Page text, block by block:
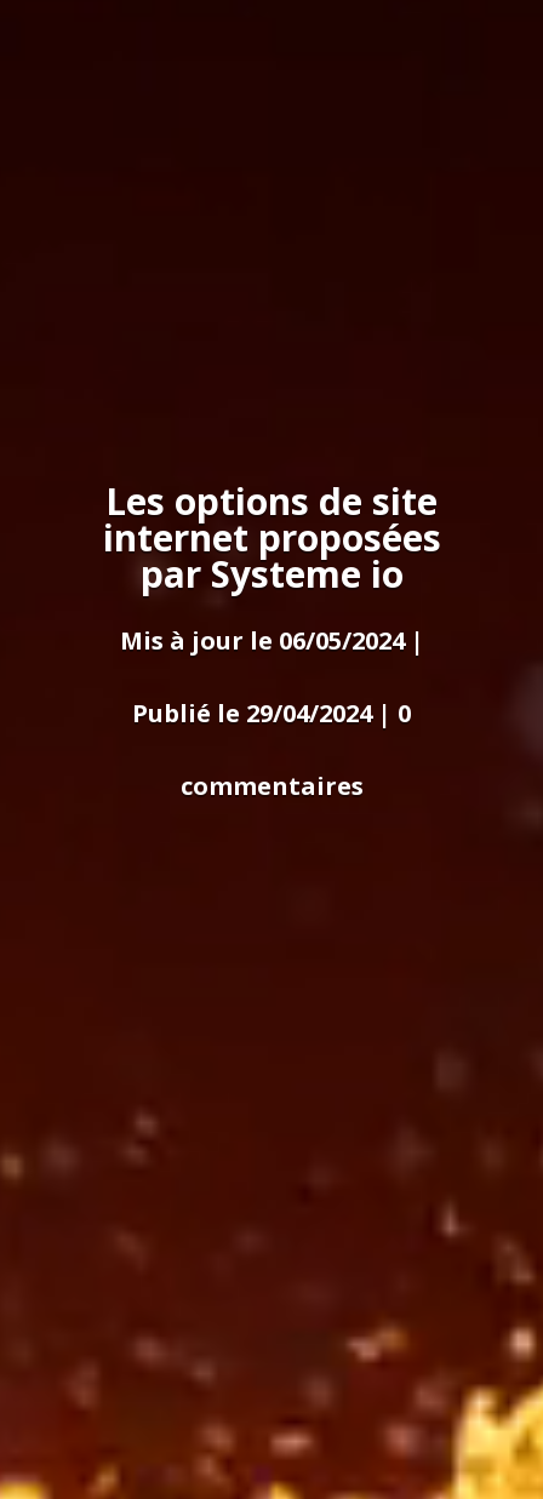
Les options de site
internet proposées
par Systeme io
Mis à jour le 06/05/2024 |
Publié le 29/04/2024| 0
commentaires